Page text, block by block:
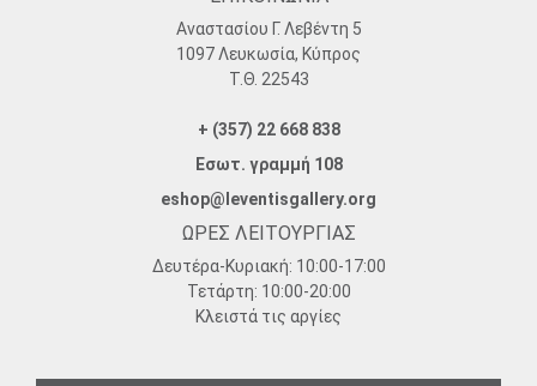
Αναστασίου Γ. Λεβέντη 5
1097 Λευκωσία, Κύπρος
Τ.Θ. 22543
+ (357) 22 668 838
Εσωτ. γραμμή 108
eshop@leventisgallery.org
ΩΡΕΣ ΛΕΙΤΟΥΡΓΙΑΣ
Δευτέρα-Κυριακή: 10:00-17:00
Τετάρτη: 10:00-20:00
Κλειστά τις αργίες